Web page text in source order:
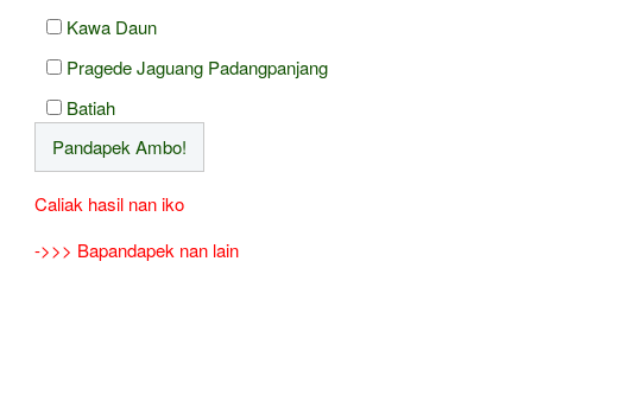
Kawa Daun
Pragede Jaguang Padangpanjang
Batiah
Caliak hasil nan iko
->>> Bapandapek nan lain